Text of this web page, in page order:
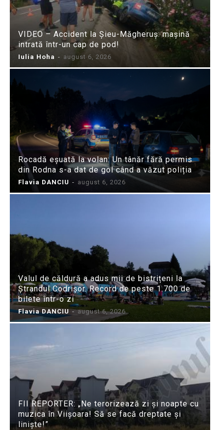
VIDEO – Accident la Șieu-Măgheruș: mașină
intrată într-un cap de pod!
Iulia Hoha - august 6, 2026
Rocadă eșuată la volan: Un tânăr fără permis
din Rodna s-a dat de gol când a văzut poliția
Flavia DANCIU - august 6, 2026
Valul de căldură a adus mii de bistrițeni la
Ștrandul Codrișor. Record de peste 1.700 de
bilete într-o zi
Flavia DANCIU - august 6, 2026
FII REPORTER: „Ne terorizează zi și noapte cu
muzica în Viișoara! Să se facă dreptate și
liniște!”